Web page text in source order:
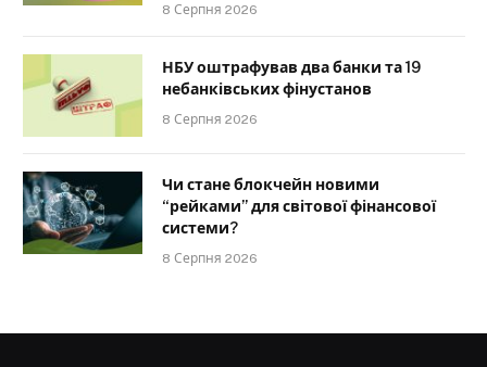
8 Серпня 2026
НБУ оштрафував два банки та 19
небанківських фінустанов
8 Серпня 2026
Чи стане блокчейн новими
“рейками” для світової фінансової
системи?
8 Серпня 2026